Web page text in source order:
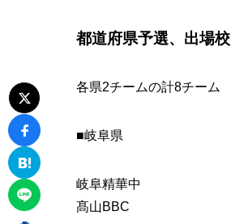
都道府県予選、出場校
各県2チームの計8チーム
■岐阜県
岐阜精華中
髙山BBC